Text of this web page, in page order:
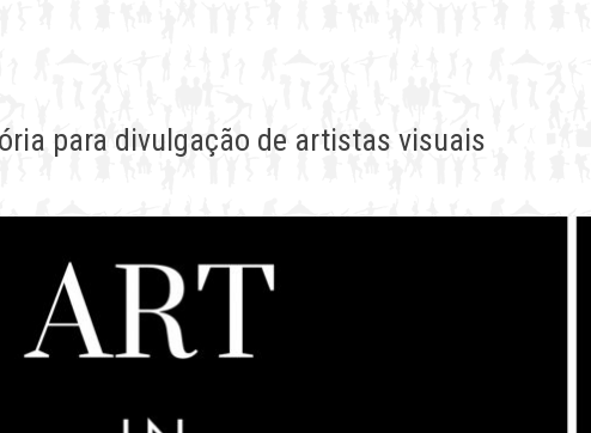
para divulgação de artistas visuais